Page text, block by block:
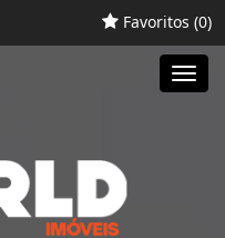
Favoritos (0)